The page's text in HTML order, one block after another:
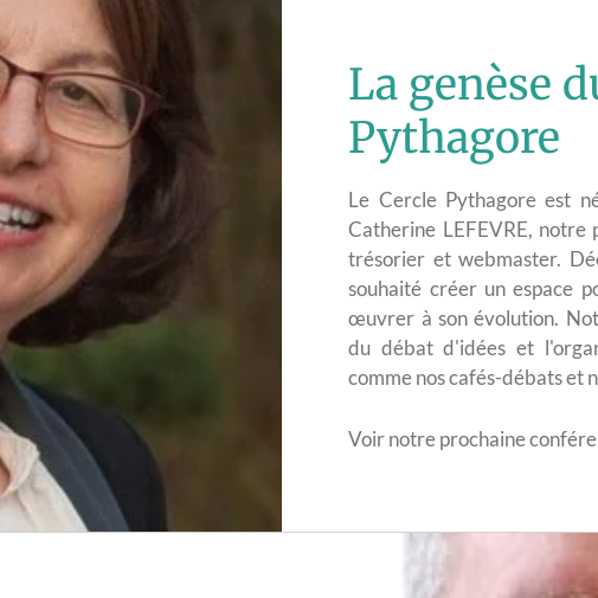
La genèse
Pythagore
Le Cercle Pythagore est
Catherine LEFEVRE, notre
trésorier et webmaster.
souhaité créer un espace
œuvrer à son évolution.
du débat d'idées et
comme nos cafés-débats et
Voir notre prochaine